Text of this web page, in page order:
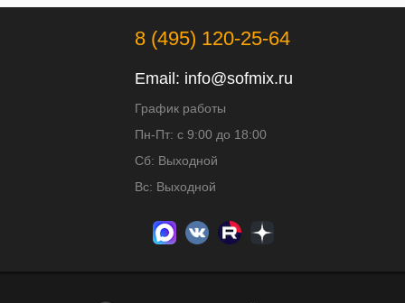
8 (495) 120-25-64
Email: info@sofmix.ru
График работы
Пн-Пт: с 9:00 до 18:00
Сб: Выходной
Вс: Выходной